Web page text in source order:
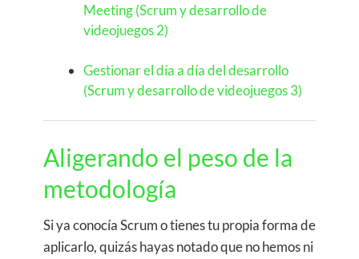
Meeting (Scrum y desarrollo de
videojuegos 2)
Gestionar el día a día del desarrollo
(Scrum y desarrollo de videojuegos 3)
Aligerando el peso de la
metodología
Si ya conocía Scrum o tienes tu propia forma de
aplicarlo, quizás hayas notado que no hemos ni